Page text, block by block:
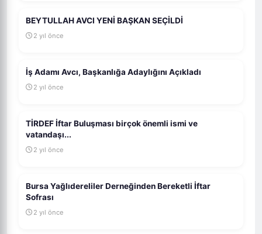
BEYTULLAH AVCI YENİ BAŞKAN SEÇİLDİ
2 yıl önce
İş Adamı Avcı, Başkanlığa Adaylığını Açıkladı
2 yıl önce
TİRDEF İftar Buluşması birçok önemli ismi ve
vatandaşı...
2 yıl önce
Bursa Yağlıdereliler Derneğinden Bereketli İftar
Sofrası
2 yıl önce